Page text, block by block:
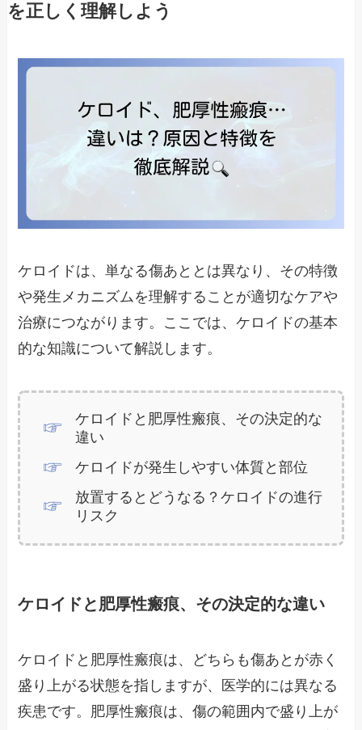
を正しく理解しよう
ケロイドは、単なる傷あととは異なり、その特徴
や発生メカニズムを理解することが適切なケアや
治療につながります。ここでは、ケロイドの基本
的な知識について解説します。
ケロイドと肥厚性瘢痕、その決定的な
違い
ケロイドが発生しやすい体質と部位
放置するとどうなる？ケロイドの進行
リスク
ケロイドと肥厚性瘢痕、その決定的な違い
ケロイドと肥厚性瘢痕は、どちらも傷あとが赤く
盛り上がる状態を指しますが、医学的には異なる
疾患です。肥厚性瘢痕は、傷の範囲内で盛り上が